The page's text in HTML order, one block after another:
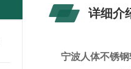
详细介
宁波人体不锈